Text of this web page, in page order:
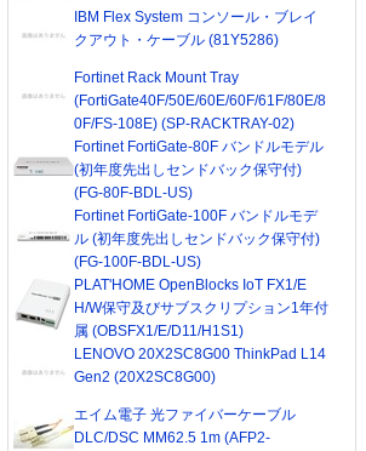
IBM Flex System コンソール・ブレイ
クアウト・ケーブル (81Y5286)
Fortinet Rack Mount Tray
(FortiGate40F/50E/60E/60F/61F/80E/8
0F/FS-108E) (SP-RACKTRAY-02)
Fortinet FortiGate-80F バンドルモデル
(初年度先出しセンドバック保守付)
(FG-80F-BDL-US)
Fortinet FortiGate-100F バンドルモデ
ル (初年度先出しセンドバック保守付)
(FG-100F-BDL-US)
PLAT'HOME OpenBlocks IoT FX1/E
H/W保守及びサブスクリプション1年付
属 (OBSFX1/E/D11/H1S1)
LENOVO 20X2SC8G00 ThinkPad L14
Gen2 (20X2SC8G00)
エイム電子 光ファイバーケーブル
DLC/DSC MM62.5 1m (AFP2-